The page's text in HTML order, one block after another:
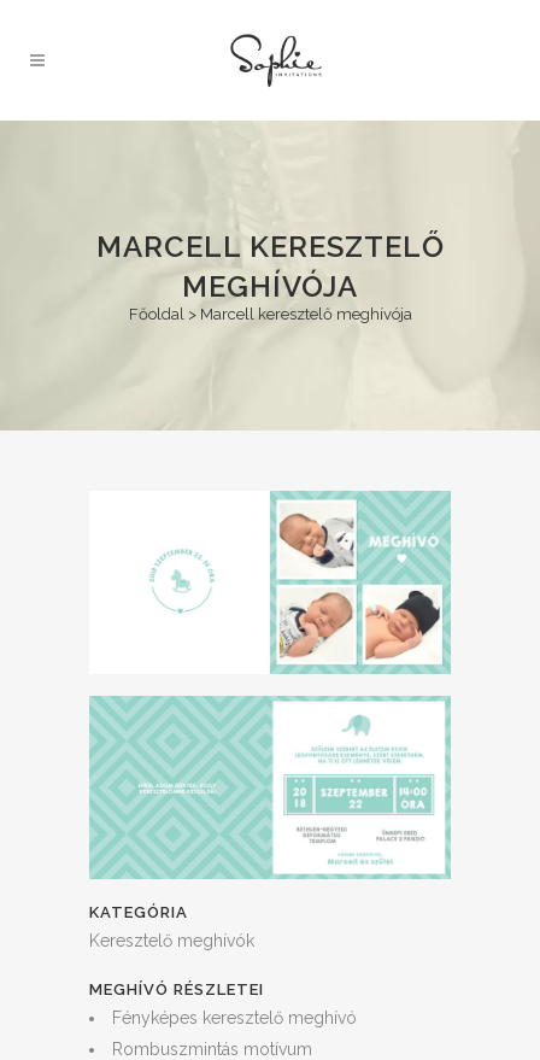
MARCELL KERESZTELŐ
MEGHÍVÓJA
Főoldal> Marcell keresztelő meghívója
KATEGÓRIA
Keresztelő meghívók
MEGHÍVÓ RÉSZLETEI
Fényképes keresztelő meghívó
Rombuszmintás motívum